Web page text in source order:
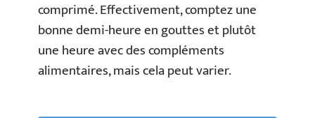
comprimé. Effectivement, comptez une
bonne demi-heure en gouttes et plutôt
une heure avec des compléments
alimentaires, mais cela peut varier.